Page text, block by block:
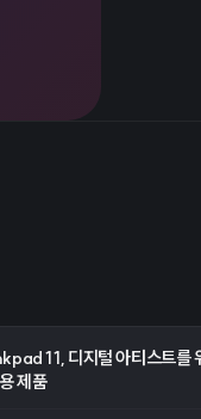
11, 디지털 아티스트를
제품